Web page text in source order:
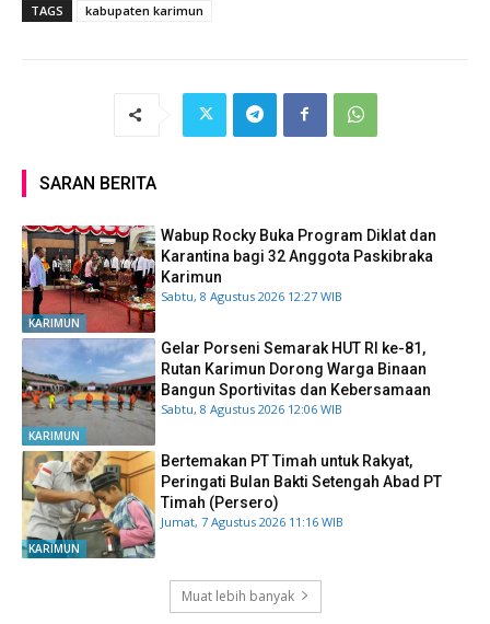
TAGS kabupaten karimun
SARAN BERITA
KARIMUN
Wabup Rocky Buka Program Diklat dan
Karantina bagi 32 Anggota Paskibraka
Karimun
Sabtu, 8 Agustus 2026 12:27 WIB
KARIMUN
Gelar Porseni Semarak HUT RI ke-81,
Rutan Karimun Dorong Warga Binaan
Bangun Sportivitas dan Kebersamaan
Sabtu, 8 Agustus 2026 12:06 WIB
KARIMUN
Bertemakan PT Timah untuk Rakyat,
Peringati Bulan Bakti Setengah Abad PT
Timah (Persero)
Jumat, 7 Agustus 2026 11:16 WIB
Muat lebih banyak